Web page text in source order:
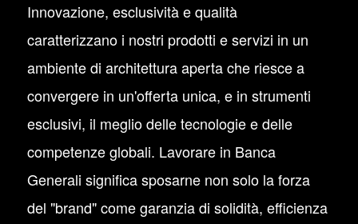
Innovazione, esclusività e qualità
caratterizzano i nostri prodotti e servizi in un
ambiente di architettura aperta che riesce a
convergere in un'offerta unica, e in strumenti
esclusivi, il meglio delle tecnologie e delle
competenze globali. Lavorare in Banca
Generali significa sposarne non solo la forza
del "brand" come garanzia di solidità, efficienza